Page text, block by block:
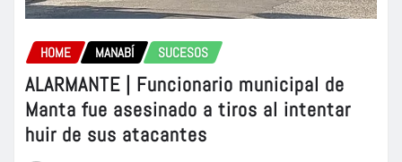
HOME MANABÍ SUCESOS
ALARMANTE | Funcionario municipal de
Manta fue asesinado a tiros al intentar
huir de sus atacantes